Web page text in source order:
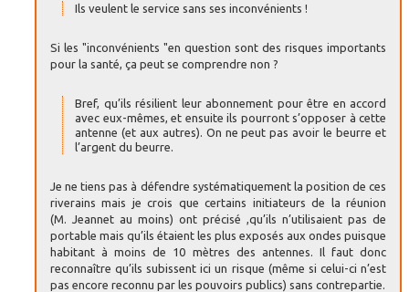
Ils veulent le service sans ses inconvénients !
Si les "inconvénients "en question sont des risques importants
pour la santé, ça peut se comprendre non ?
Bref, qu’ils résilient leur abonnement pour être en accord
avec eux-mêmes, et ensuite ils pourront s’opposer à cette
antenne (et aux autres). On ne peut pas avoir le beurre et
l’argent du beurre.
Je ne tiens pas à défendre systématiquement la position de ces
riverains mais je crois que certains initiateurs de la réunion
(M. Jeannet au moins) ont précisé ,qu’ils n’utilisaient pas de
portable mais qu’ils étaient les plus exposés aux ondes puisque
habitant à moins de 10 mètres des antennes. Il faut donc
reconnaître qu’ils subissent ici un risque (même si celui-ci n’est
pas encore reconnu par les pouvoirs publics) sans contrepartie.